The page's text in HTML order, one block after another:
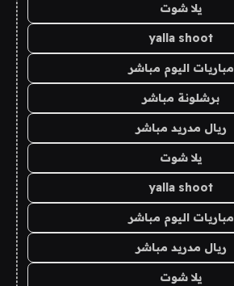
يلا شوت
yalla shoot
مباريات اليوم مباشر
برشلونة مباشر
ريال مدريد مباشر
يلا شوت
yalla shoot
مباريات اليوم مباشر
ريال مدريد مباشر
يلا شوت